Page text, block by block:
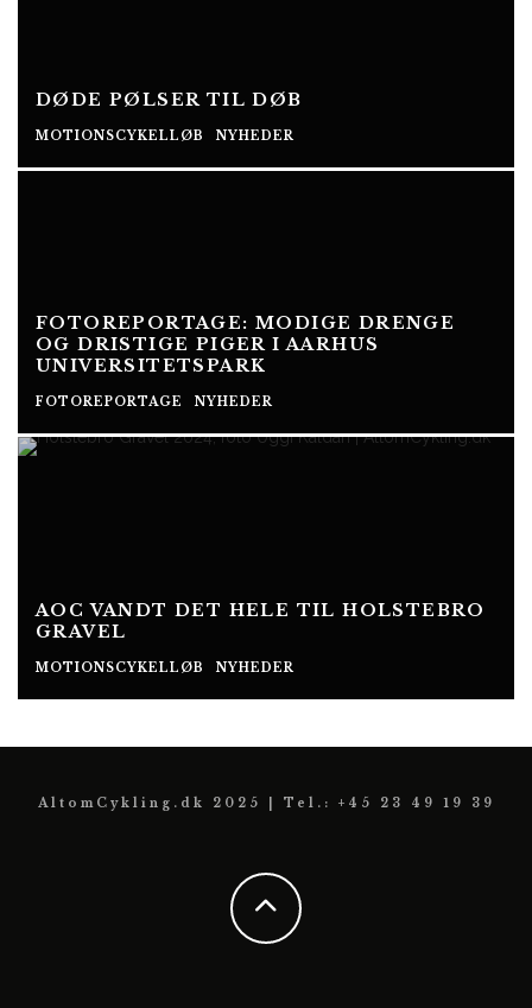
DØDE PØLSER TIL DØB
MOTIONSCYKELLØB NYHEDER
FOTOREPORTAGE: MODIGE DRENGE
OG DRISTIGE PIGER I AARHUS
UNIVERSITETSPARK
FOTOREPORTAGE NYHEDER
AOC VANDT DET HELE TIL HOLSTEBRO
GRAVEL
MOTIONSCYKELLØB NYHEDER
AltomCykling.dk 2025 | Tel.: +45 23 49 19 39